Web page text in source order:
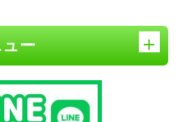
ー